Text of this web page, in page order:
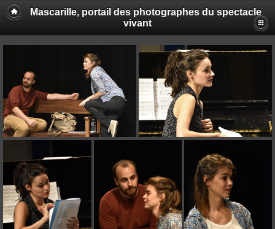
Mascarille, portail des photographes du spectacle
vivant